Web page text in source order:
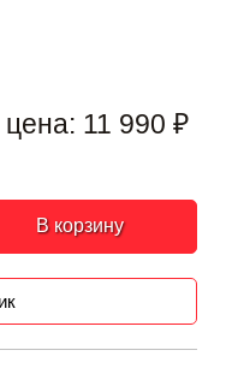
11 990 ₽
В корзину